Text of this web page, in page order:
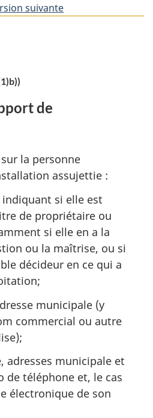
suivante
de
la personne
assujettie :
si elle est
de propriétaire ou
si elle en a la
ou la maîtrise, ou si
décideur en ce qui a
municipale (y
commercial ou autre
adresses municipale et
de téléphone et, le cas
électronique de son